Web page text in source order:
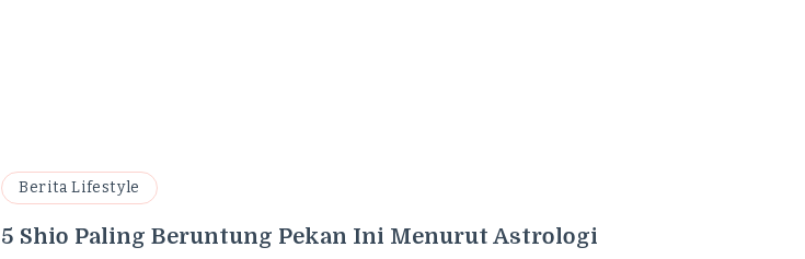
Berita Lifestyle
5 Shio Paling Beruntung Pekan Ini Menurut Astrologi